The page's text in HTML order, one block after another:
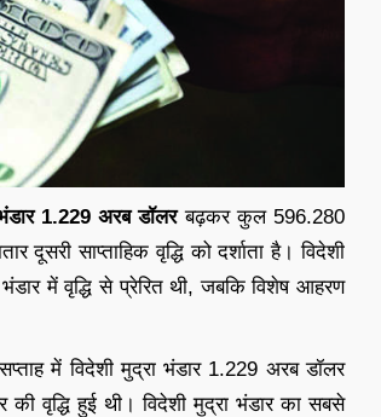
1.229 अरब डॉलरबढ़कर कुल 596.280
साप्ताहिक वृद्धि को दर्शाता है। विदेशी
में वृद्धि से प्रेरित थी, जबकि विशेष आहरण
में विदेशी मुद्रा भंडार 1.229 अरब डॉलर
वृद्धि हुई थी। विदेशी मुद्रा भंडार का सबसे